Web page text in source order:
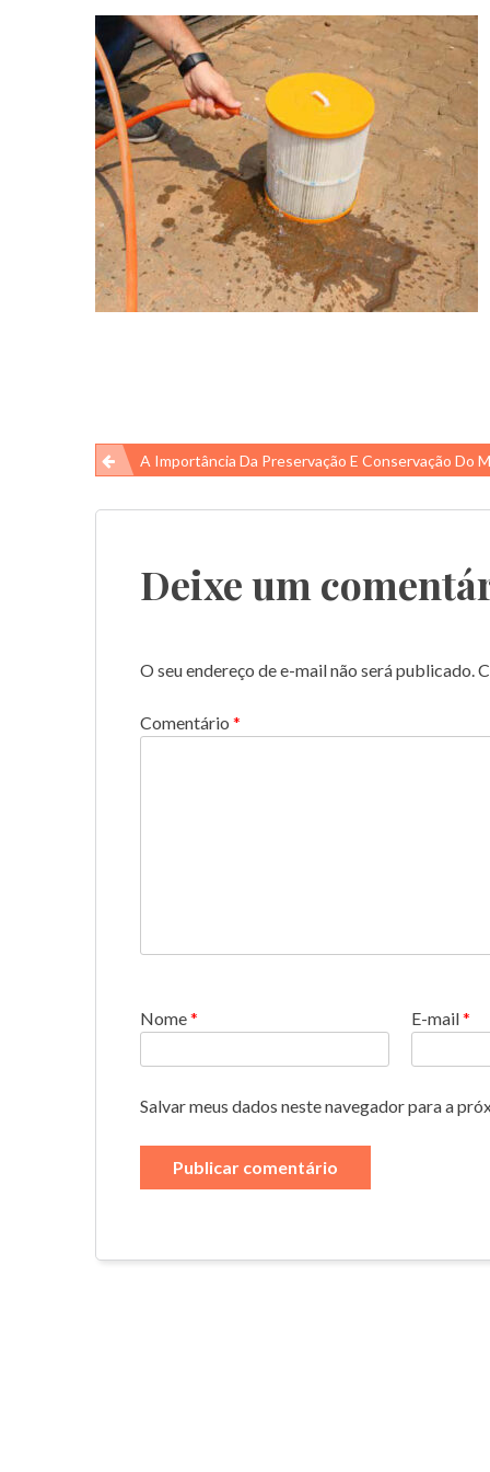
Navegação
de
A Importância Da Preservação E Conservação Do Meio Ambiente –
Deixe um
O seu endereço de e-mail não será publicado.
Comentário *
Nome* E-mail*
Salvar meus dados neste navegador para a